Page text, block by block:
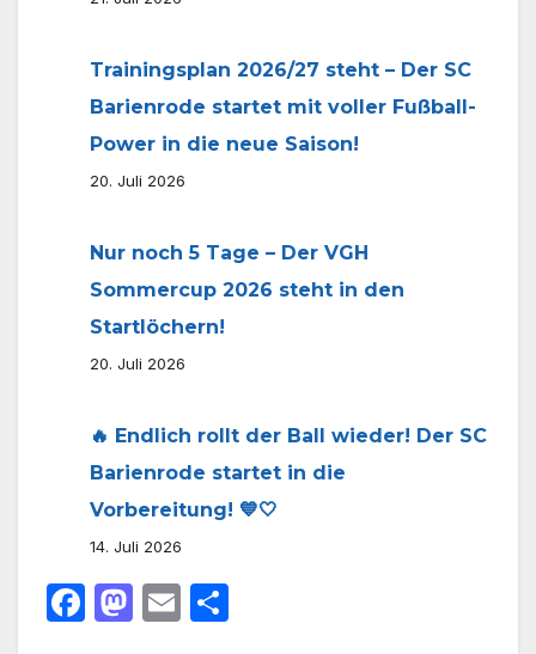
Trainingsplan 2026/27 steht – Der SC
Barienrode startet mit voller Fußball-
Power in die neue Saison!
20. Juli 2026
Nur noch 5 Tage – Der VGH
Sommercup 2026 steht in den
Startlöchern!
20. Juli 2026
🔥 Endlich rollt der Ball wieder! Der SC
Barienrode startet in die
Vorbereitung! 💙🤍
14. Juli 2026
F
M E